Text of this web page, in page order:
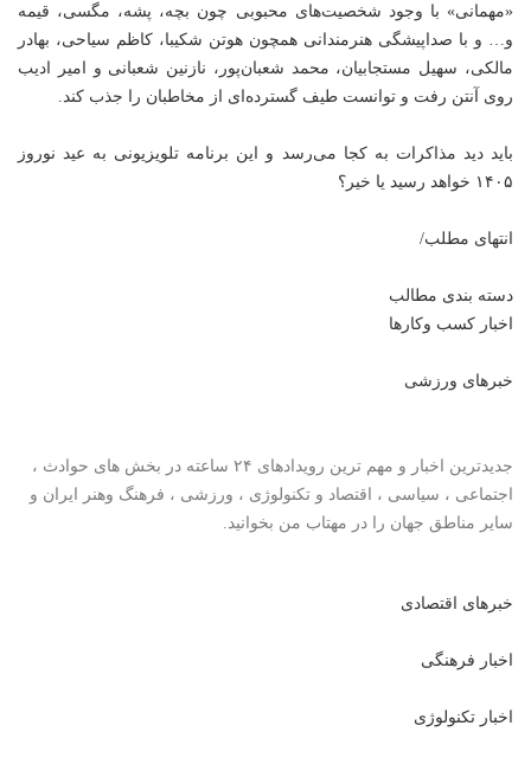
«مهمانی» با وجود شخصیت‌های محبوبی چون بچه، پشه، مگسی، قیمه
و… و با صداپیشگی هنرمندانی همچون هوتن شکیبا، کاظم سیاحی، بهادر
مالکی، سهیل مستجابیان، محمد شعبان‌پور، نازنین شعبانی و امیر ادیب
روی آنتن رفت و توانست طیف گسترده‌ای از مخاطبان را جذب کند.
باید دید مذاکرات به کجا می‌رسد و این برنامه تلویزیونی به عید نوروز
۱۴۰۵ خواهد رسید یا خیر؟
انتهای مطلب/
دسته بندی مطالب
اخبار کسب وکارها
خبرهای ورزشی
جدیدترین اخبار و مهم ترین رویدادهای ۲۴ ساعته در بخش های حوادث ،
اجتماعی ، سیاسی ، اقتصاد و تکنولوژی ، ورزشی ، فرهنگ وهنر ایران و
سایر مناطق جهان را در مهتاب من بخوانید.
خبرهای اقتصادی
اخبار فرهنگی
اخبار تکنولوژی